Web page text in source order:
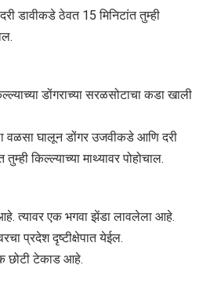
डावीकडे ठेवत 15 मिनिटांत तुम्ही
डोंगराच्या सरळसोटाचा कडा खाली
वळसा घालून डोंगर उजवीकडे आणि दरी
किल्ल्याच्या माथ्यावर पोहोचाल.
त्यावर एक भगवा झेंडा लावलेला आहे.
प्रदेश दृष्टीक्षेपात येईल.
छोटी टेकाड आहे.